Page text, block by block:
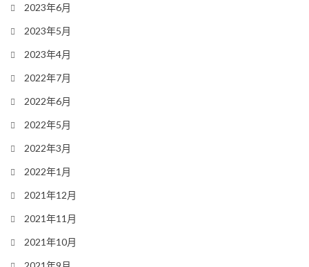
2023年6月
2023年5月
2023年4月
2022年7月
2022年6月
2022年5月
2022年3月
2022年1月
2021年12月
2021年11月
2021年10月